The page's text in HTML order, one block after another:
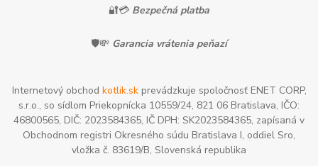
🔐💳 Bezpečná platba
🛡️💸 Garancia vrátenia peňazí
Internetový obchod kotlik.skprevádzkuje spoločnosť ENET CORP,
s.r.o., so sídlom Priekopnícka 10559/24, 821 06 Bratislava, IČO:
46800565, DIČ: 2023584365, IČ DPH: SK2023584365, zapísaná v
Obchodnom registri Okresného súdu Bratislava I, oddiel Sro,
vložka č. 83619/B, Slovenská republika